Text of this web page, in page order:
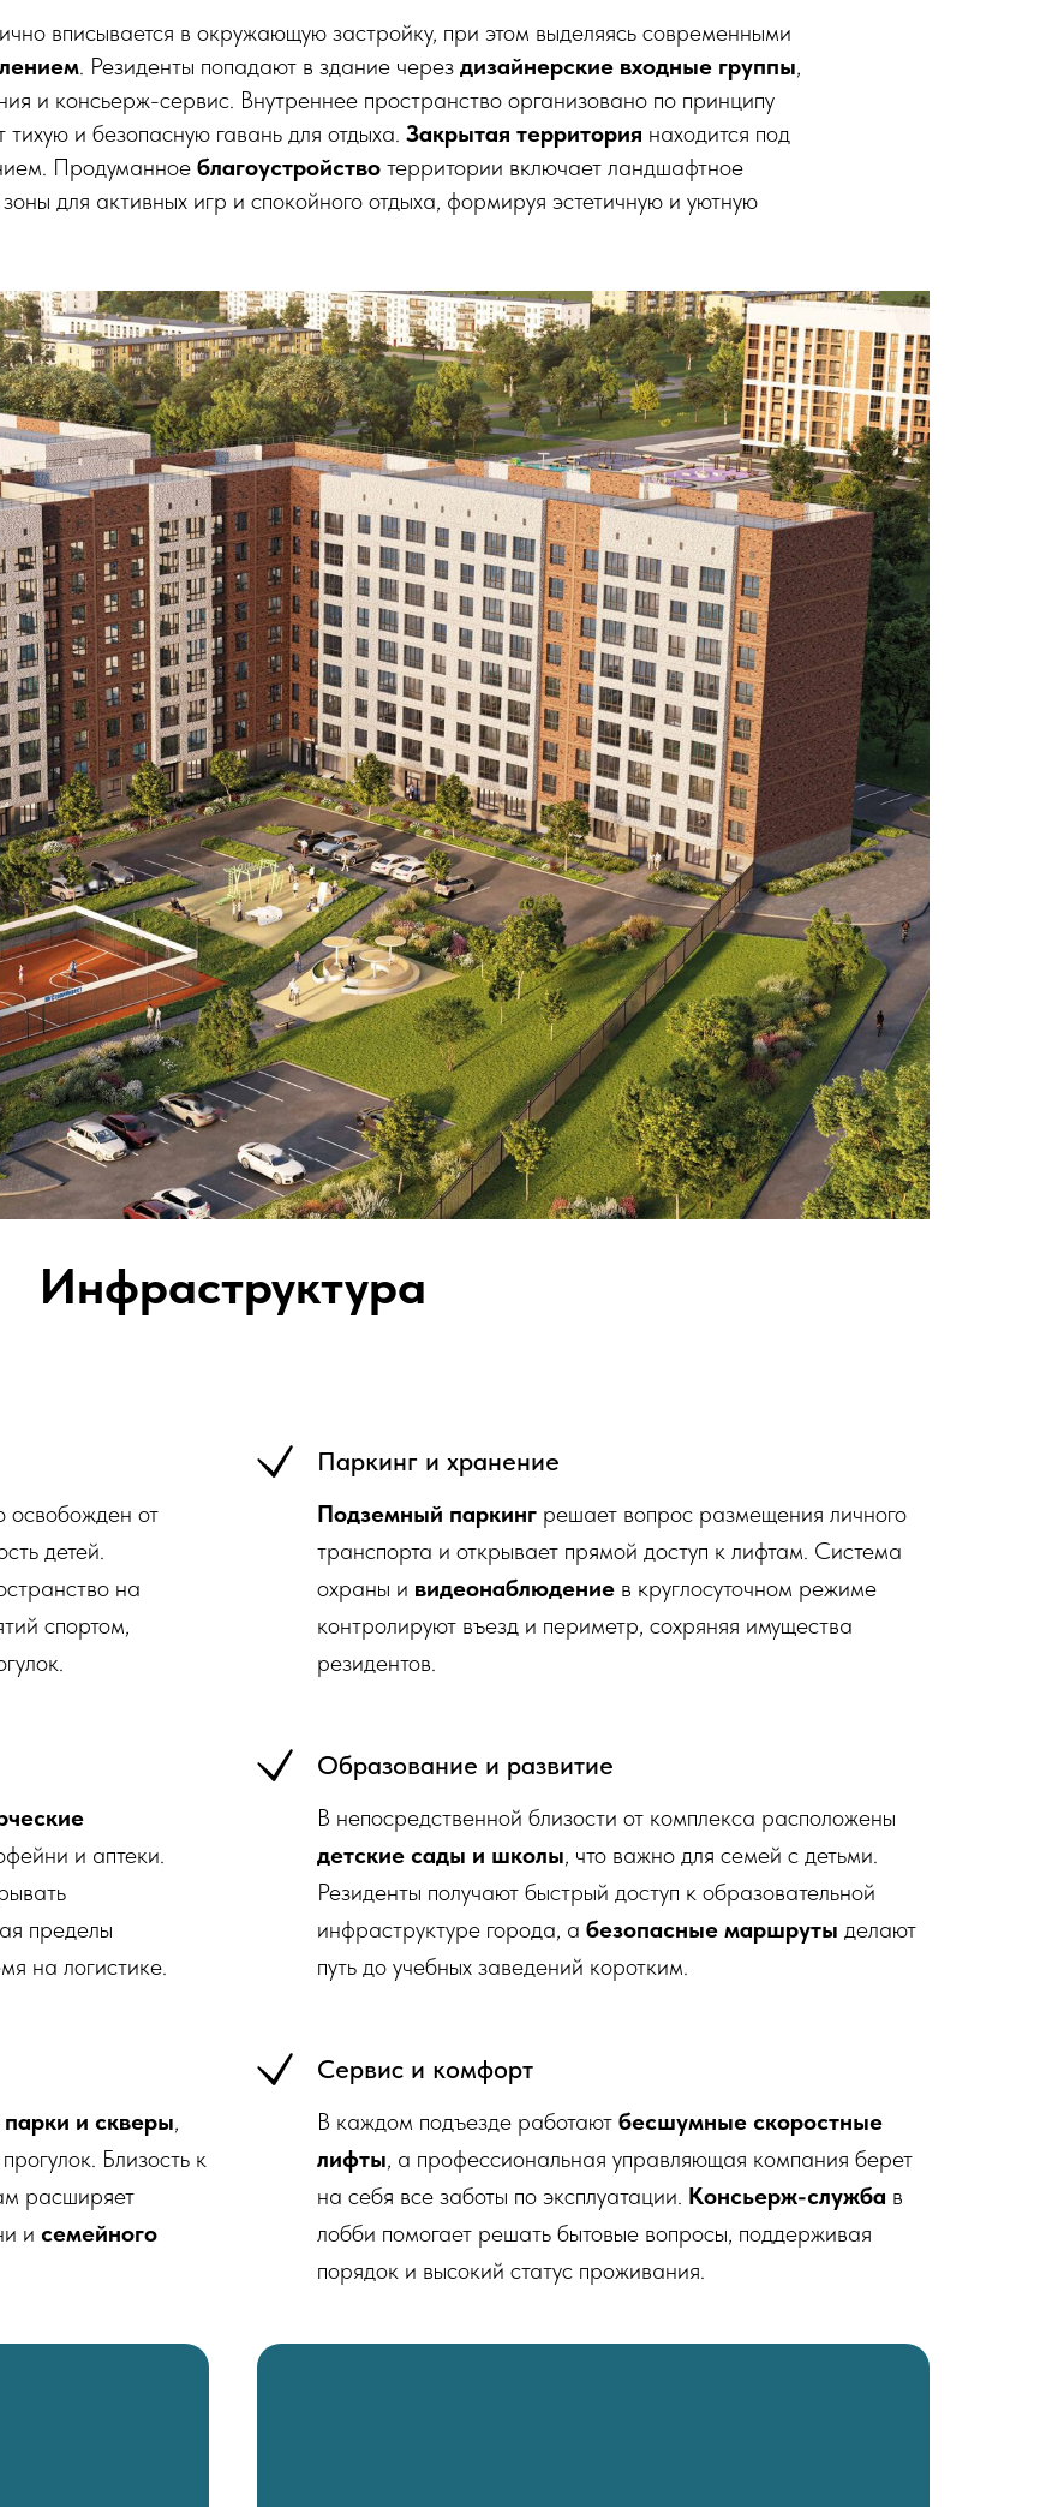
вписывается в окружающую застройку, при этом выделяясь современными
. Резиденты попадают в здание через дизайнерские входные группы,
и консьерж-сервис. Внутреннее пространство организовано по принципу
тихую и безопасную гавань для отдыха. Закрытая территория находится под
Продуманное благоустройство территории включает ландшафтное
для активных игр и спокойного отдыха, формируя эстетичную и уютную
Инфраструктура
освобожден от
детей.
на
спортом,
Паркинг и хранение
Подземный паркинг решает вопрос размещения личного
транспорта и открывает прямой доступ к лифтам. Система
охраны и видеонаблюдение в круглосуточном режиме
контролируют въезд и периметр, сохряняя имущества
резидентов.
и аптеки.
пределы
на логистике.
Образование и развитие
В непосредственной близости от комплекса расположены
детские сады и школы, что важно для семей с детьми.
Резиденты получают быстрый доступ к образовательной
инфраструктуре города, а безопасные маршруты делают
путь до учебных заведений коротким.
парки и скверы,
Близость к
расширяет
и семейного
Сервис и комфорт
В каждом подъезде работают бесшумные скоростные
лифты, а профессиональная управляющая компания берет
на себя все заботы по эксплуатации. Консьерж-служба в
лобби помогает решать бытовые вопросы, поддерживая
порядок и высокий статус проживания.